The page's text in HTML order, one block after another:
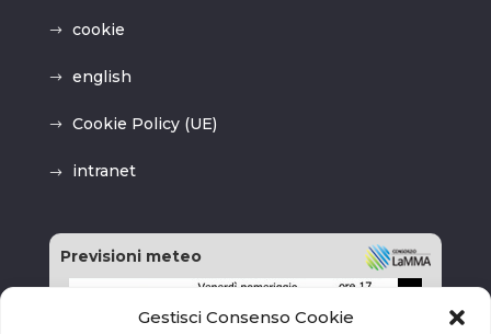
Gestisci Consenso Cookie
cookie
english
Cookie Policy (UE)
intranet
Previsioni meteo